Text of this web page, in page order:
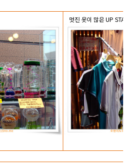
멋진 옷이 많은 UP